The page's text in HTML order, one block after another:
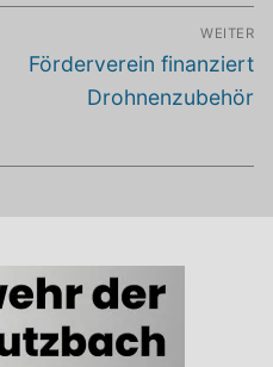
WEITER
Nächster
Beitrag:
Förderverein finanziert
Drohnenzubehör